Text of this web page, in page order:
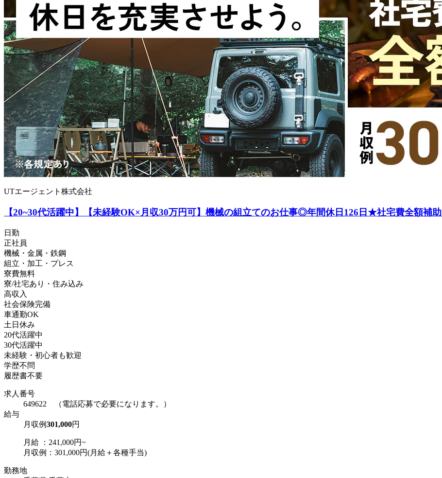
UTエージェント株式会社
【20~30代活躍中】【未経験OK×月収30万円可】機械の組立てのお仕事◎年間休日126日★社宅費全額補助
日勤
正社員
機械・金属・鉄鋼
組立・加工・プレス
寮費無料
寮/社宅あり・住み込み
高収入
社会保険完備
車通勤OK
土日休み
20代活躍中
30代活躍中
未経験・初心者も歓迎
学歴不問
履歴書不要
求人番号
649622 （電話応募で必要になります。）
給与
月収例301,000円
月給 ：241,000円~
月収例：301,000円(月給＋各種手当)
勤務地